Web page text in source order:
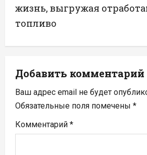
а
ц
и
я
п
о
з
жизнь, выгружая
топливо
Добавить комментарий
Ваш адрес email не будет
Обязательные поля помечены *
Комментарий *